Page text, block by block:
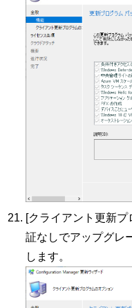
[クライアント更新
証なしでアップグレ
します。